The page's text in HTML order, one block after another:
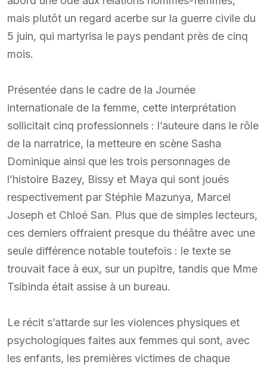
mais plutôt un regard acerbe sur la guerre civile du
5 juin, qui martyrisa le pays pendant près de cinq
mois.
Présentée dans le cadre de la Journée
internationale de la femme, cette interprétation
sollicitait cinq professionnels : l’auteure dans le rôle
de la narratrice, la metteure en scène Sasha
Dominique ainsi que les trois personnages de
l’histoire Bazey, Bissy et Maya qui sont joués
respectivement par Stéphie Mazunya, Marcel
Joseph et Chloé San. Plus que de simples lecteurs,
ces derniers offraient presque du théâtre avec une
seule différence notable toutefois : le texte se
trouvait face à eux, sur un pupitre, tandis que Mme
Tsibinda était assise à un bureau.
Le récit s’attarde sur les violences physiques et
psychologiques faites aux femmes qui sont, avec
les enfants, les premières victimes de chaque